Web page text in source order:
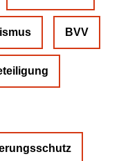
BVV